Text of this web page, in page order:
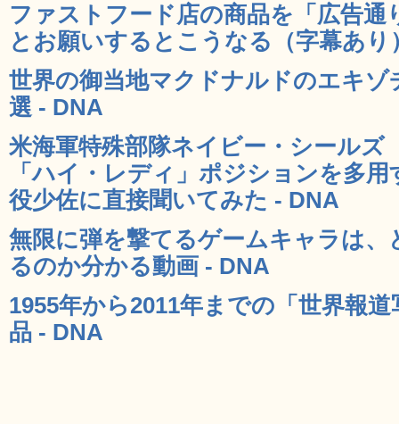
ファストフード店の商品を「広告
とお願いするとこうなる（字幕あり
世界の御当地マクドナルドのエキ
選 - DNA
米海軍特殊部隊ネイビー・シールズ
「ハイ・レディ」ポジションを多
役少佐に直接聞いてみた - DNA
無限に弾を撃てるゲームキャラは、
るのか分かる動画 - DNA
1955年から2011年までの「世界報
品 - DNA